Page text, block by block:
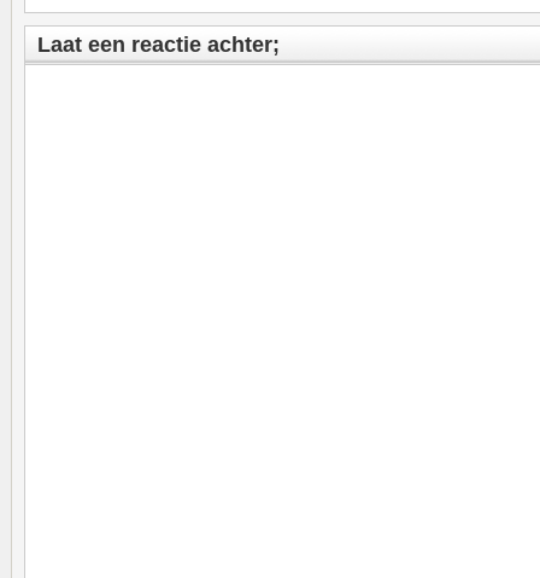
Laat een reactie achter;